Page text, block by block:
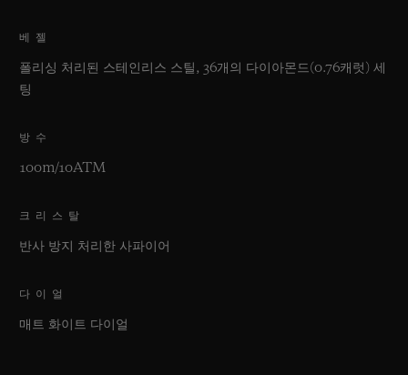
베젤
폴리싱 처리된 스테인리스 스틸, 36개의 다이아몬드(0.76캐럿) 세
팅
방수
100m/10ATM
크리스탈
반사 방지 처리한 사파이어
다이얼
매트 화이트 다이얼